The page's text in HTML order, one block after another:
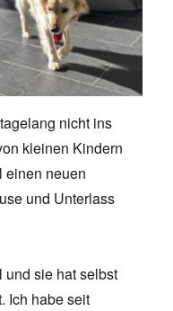
nicht ins
kleinen Kindern
einen neuen
und Unterlass
und sie hat selbst
Ich habe seit